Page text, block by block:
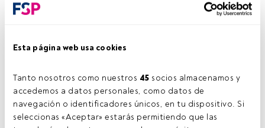
Esta página web usa cookies
Tanto nosotros como nuestros 45 socios almacenamos y
accedemos a datos personales, como datos de
navegación o identificadores únicos, en tu dispositivo. Si
seleccionas «Aceptar» estarás permitiendo que las
TheAlieness GiselaGiardino²³, Flickr, Creative Commons